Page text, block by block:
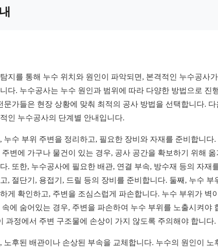
지를 통해 누수 위치와 원인이 파악되면, 본격적인 누수공사
다. 누수공사는 누수 원인과 범위에 따라 다양한 방법으로 진
문가들은 현장 상황에 맞춰 최적의 공사 방법을 선택합니다. 다
인 누수공사의 단계별 안내입니다.
누수 부위 주변을 정리하고, 필요한 장비와 자재를 준비합니다.
주변에 가구나 물건이 있는 경우, 공사 공간을 확보하기 위해 옮
. 또한, 누수공사에 필요한 배관, 연결 부속, 방수재 등의 자재
, 절단기, 용접기, 드릴 등의 장비를 준비합니다. 둘째, 누수 부
게 확인하고, 주변을 조심스럽게 파손합니다. 누수 부위가 벽
속에 숨어있는 경우, 주변을 파손하여 누수 부위를 노출시켜야
과정에서 주변 구조물에 손상이 가지 않도록 주의해야 합니다.
노후된 배관이나 손상된 부속을 교체합니다. 누수의 원인이 노